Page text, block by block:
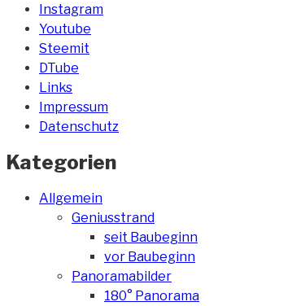
Instagram
Youtube
Steemit
DTube
Links
Impressum
Datenschutz
Kategorien
Allgemein
Geniusstrand
seit Baubeginn
vor Baubeginn
Panoramabilder
180° Panorama